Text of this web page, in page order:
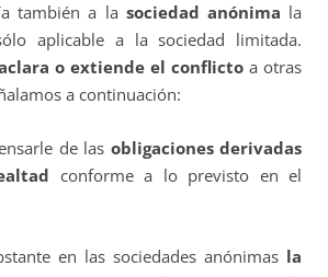
también a la sociedad anónima la
aplicable a la sociedad limitada.
o extiende el conflicto a otras
a continuación:
de las obligaciones derivadas
conforme a lo previsto en el
en las sociedades anónimas la